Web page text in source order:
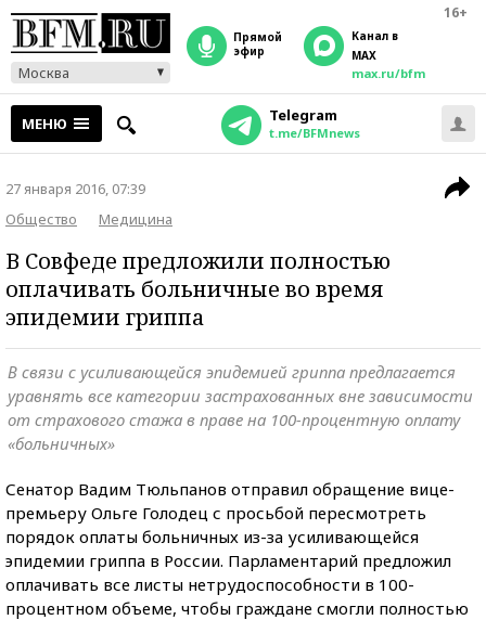
16+
Москва
прямой
эфир
Канал в
MAX
max.ru/bfm
МЕНЮ Telegram
t.me/BFMnews
27 января 2016, 07:39
Общество
Медицина
В Совфеде предложили полностью
оплачивать больничные во время
эпидемии гриппа
В связи с усиливающейся эпидемией гриппа предлагается
уравнять все категории застрахованных вне зависимости
от страхового стажа в праве на 100-процентную оплату
«больничных»
Сенатор Вадим Тюльпанов отправил обращение вице-
премьеру Ольге Голодец с просьбой пересмотреть
порядок оплаты больничных из-за усиливающейся
эпидемии гриппа в России. Парламентарий предложил
оплачивать все листы нетрудоспособности в 100-
процентном объеме, чтобы граждане смогли полностью